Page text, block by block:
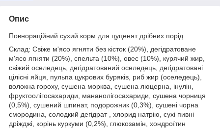
Опис
Повнораційний сухий корм для цуценят дрібних порід
Склад: Свіже м'ясо ягняти без кісток (20%), дегідратоване
м'ясо ягняти (20%), спельта (10%), овес (10%), курячий жир,
свіжий оселедець, дегідратований оселедець, дегідратовані
цілісні яйця, пульпа цукрових буряків, риб жир (оселедець),
волокна гороху, сушена морква, сушена люцерна, інулін,
фруктоолігосахариди, мананолігосахариди, сушена чорниця
(0,5%), сушений шпинат, подорожник (0,3%), сушені чорна
смородина, солодкий дегідрат , хлорид натрію, сухі пивні
дріжджі, корінь куркуми (0,2%), глюкозамін, хондроїтин